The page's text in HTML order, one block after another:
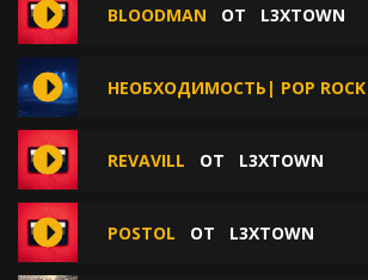
BLOODMAN ОТ L3XTOWN
НЕОБХОДИМОСТЬ| POP ROCK
REVAVILL ОТ L3XTOWN
POSTOL ОТ L3XTOWN